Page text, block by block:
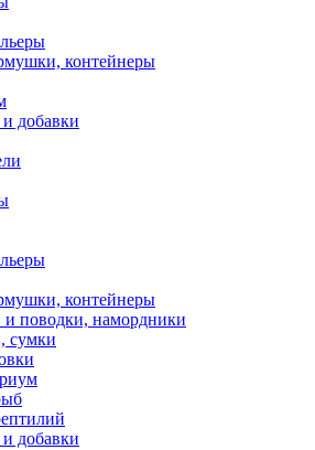
контейнеры
добавки
контейнеры
поводки, намордники
сумки
добавки